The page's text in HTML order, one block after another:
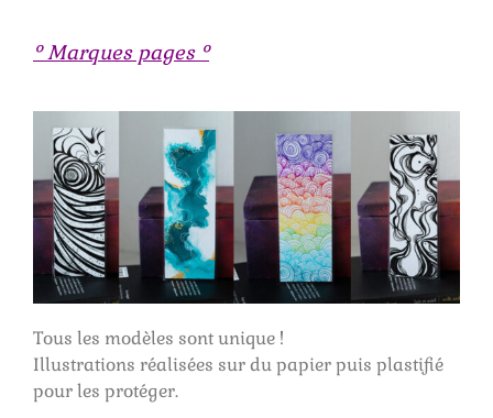
° Marques pages °
Tous les modèles sont unique !
Illustrations réalisées sur du papier puis plastifié
pour les protéger.